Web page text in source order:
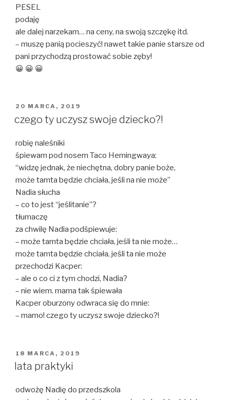
PESEL
podaję
ale dalej narzekam… na ceny, na swoją szczękę itd.
– muszę panią pocieszyć! nawet takie panie starsze od
pani przychodzą prostować sobie zęby!
😀 😀 😀
OPUBLIKOWANE
20 MARCA, 2019
czego ty uczysz swoje dziecko?!
robię naleśniki
śpiewam pod nosem Taco Hemingwaya:
“widzę jednak, że niechętna, dobry panie boże,
może tamta będzie chciała, jeśli na nie może”
Nadia słucha
– co to jest “jeślitanie”?
tłumaczę
za chwilę Nadia podśpiewuje:
– może tamta będzie chciała, jeśli ta nie może…
może tamta będzie chciała, jeśli ta nie może
przechodzi Kacper:
– ale o co ci z tym chodzi, Nadia?
– nie wiem. mama tak śpiewała
Kacper oburzony odwraca się do mnie:
– mamo! czego ty uczysz swoje dziecko?!
OPUBLIKOWANE
W
18 MARCA, 2019
lata praktyki
odwożę Nadię do przedszkola